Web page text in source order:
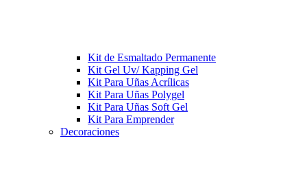
Kit de Esmaltado Permanente
Kit Gel Uv/ Kapping Gel
Kit Para Uñas Acrílicas
Kit Para Uñas Polygel
Kit Para Uñas Soft Gel
Kit Para Emprender
Decoraciones